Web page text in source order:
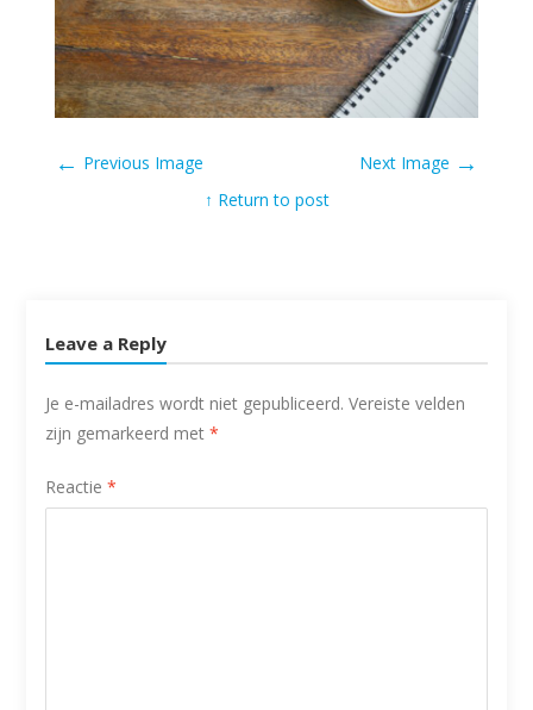
← Previous Image Next Image →
↑ Return to post
Leave a Reply
Je e-mailadres wordt niet gepubliceerd. Vereiste velden
zijn gemarkeerd met *
Reactie *